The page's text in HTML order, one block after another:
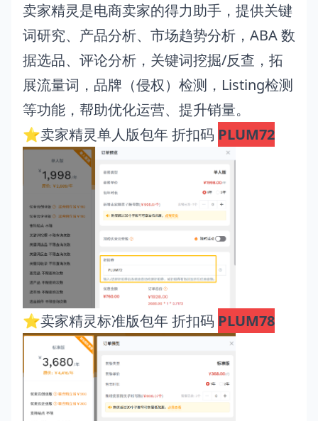
卖家精灵是电商卖家的得力助手，提供关键
词研究、产品分析、市场趋势分析，ABA 数
据选品、评论分析，关键词挖掘/反查，拓
展流量词，品牌（侵权）检测，Listing检测
等功能，帮助优化运营、提升销量。
⭐卖家精灵单人版包年 折扣码 PLUM72
⭐卖家精灵标准版包年 折扣码 PLUM78